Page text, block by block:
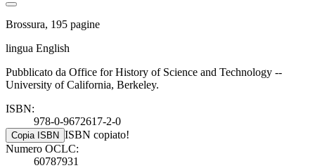
Brossura, 195 pagine
lingua English
Pubblicato da Office for History of Science and Technology --
University of California, Berkeley.
ISBN:
978-0-9672617-2-0
Copia ISBN ISBN copiato!
Numero OCLC:
60787931